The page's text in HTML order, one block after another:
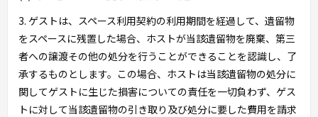
3. ゲストは、スペース利用契約の利用期間を経過して、遺留物
をスペースに残置した場合、ホストが当該遺留物を廃棄、第三
者への譲渡その他の処分を行うことができることを認識し、了
承するものとします。この場合、ホストは当該遺留物の処分に
関してゲストに生じた損害についての責任を一切負わず、ゲス
トに対して当該遺留物の引き取り及び処分に要した費用を請求